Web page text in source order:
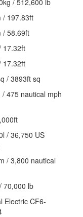
/ 512,600 lb
/ 197.83ft
/ 58.69ft
17.32ft
17.32ft
/ 3893ft sq
/ 475 nautical mph
/ 36,750 US
/ 3,800 nautical
70,000 lb
Electric CF6-